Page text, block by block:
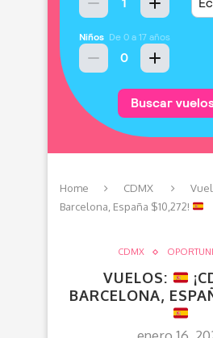
Home CDMX
Barcelona, España $10,272!
CDMX
VUELOS:
BARCELONA,